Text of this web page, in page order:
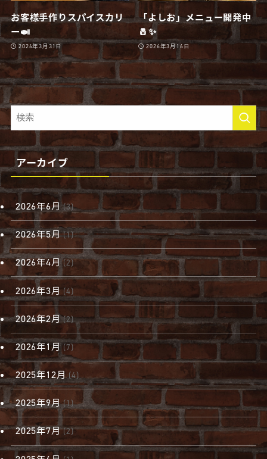
お客様手作りスパイスカリ
ー🍛
2026年3月31日
「よしお」メニュー開発中
🧂✨
2026年3月16日
アーカイブ
2026年6月 (3)
2026年5月(1)
2026年4月 (2)
2026年3月(4)
2026年2月(2)
2026年1月 (7)
2025年12月(4)
2025年9月(1)
2025年7月(2)